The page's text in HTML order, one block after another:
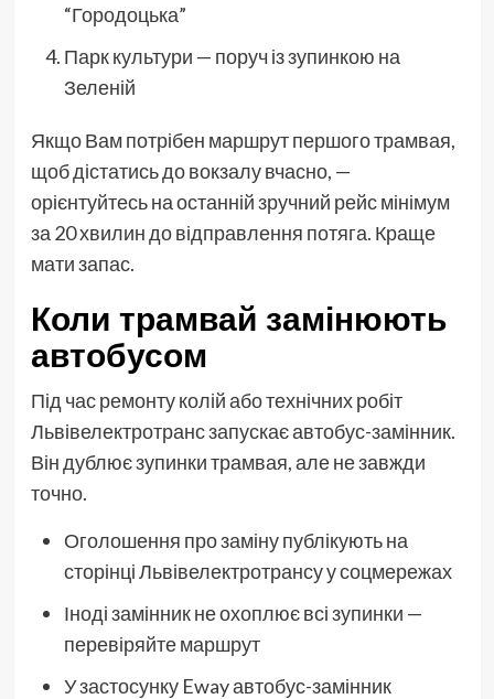
“Городоцька”
Парк культури — поруч із зупинкою на
Зеленій
Якщо Вам потрібен маршрут першого трамвая,
щоб дістатись до вокзалу вчасно, —
орієнтуйтесь на останній зручний рейс мінімум
за 20 хвилин до відправлення потяга. Краще
мати запас.
Коли трамвай замінюють
автобусом
Під час ремонту колій або технічних робіт
Львівелектротранс запускає автобус-замінник.
Він дублює зупинки трамвая, але не завжди
точно.
Оголошення про заміну публікують на
сторінці Львівелектротрансу у соцмережах
Іноді замінник не охоплює всі зупинки —
перевіряйте маршрут
У застосунку Eway автобус-замінник